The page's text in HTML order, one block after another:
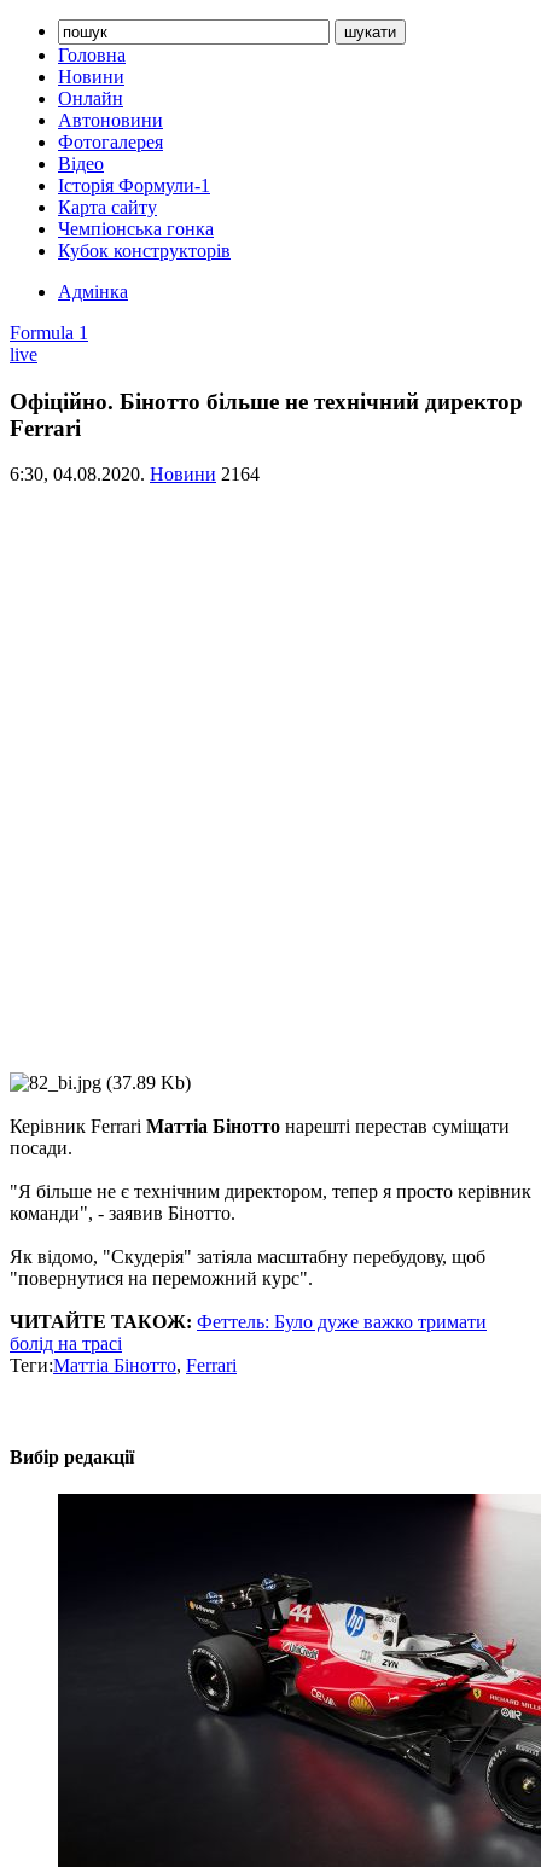
Головна
Новини
Онлайн
Автоновини
Фотогалерея
Відео
Історія Формули-1
Карта сайту
Чемпіонська гонка
Кубок конструкторів
Адмінка
Formula 1
live
Офіційно. Бінотто більше не технічний директор
Ferrari
6:30, 04.08.2020. Новини 2164
Керівник Ferrari Маттіа Бінотто нарешті перестав суміщати
посади.
"Я більше не є технічним директором, тепер я просто керівник
команди", - заявив Бінотто.
Як відомо, "Скудерія" затіяла масштабну перебудову, щоб
"повернутися на переможний курс".
ЧИТАЙТЕ ТАКОЖ: Феттель: Було дуже важко тримати
болід на трасі
Теги:Маттіа Бінотто, Ferrari
Вибір редакції